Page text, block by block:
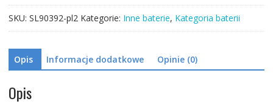
Station
SKU: SL90392-pl2 Kategorie: Inne baterie, Kategoria baterii
Opis Informacje dodatkowe Opinie (0)
Opis